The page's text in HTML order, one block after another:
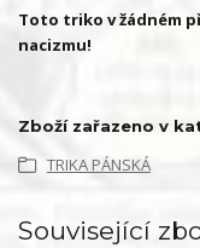
Toto triko v žádném
nacizmu!
Zboží zařazeno v
TRIKA PÁNSKÁ
Související